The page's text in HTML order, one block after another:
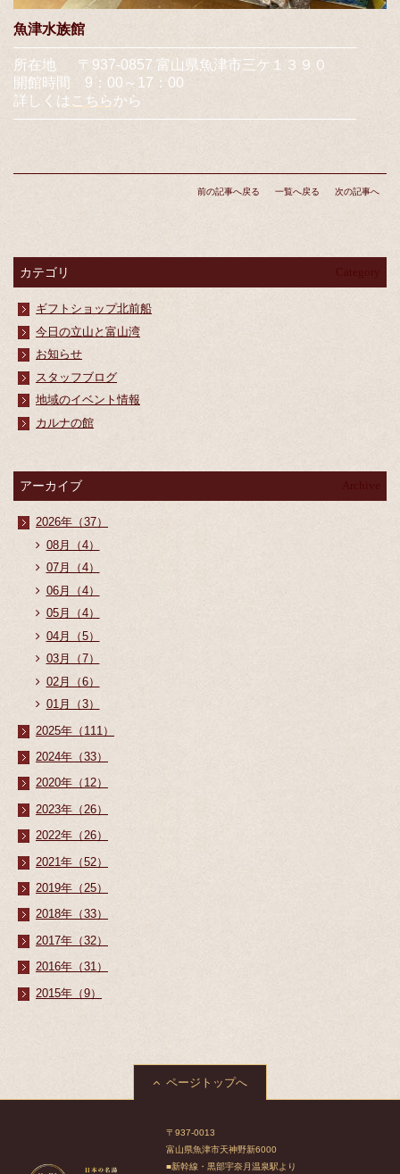
魚津水族館
――――――――――――――――――――――――
所在地 〒937-0857 富山県魚津市三ケ１３９０
開館時間 9：00～17：00
詳しくは こちら から
――――――――――――――――――――――――
前の記事へ戻る 一覧へ戻る 次の記事へ
カテゴリ
ギフトショップ北前船
今日の立山と富山湾
お知らせ
スタッフブログ
地域のイベント情報
カルナの館
アーカイブ
2026年（37）
08月（4）
07月（4）
06月（4）
05月（4）
04月（5）
03月（7）
02月（6）
01月（3）
2025年（111）
2024年（33）
2020年（12）
2023年（26）
2022年（26）
2021年（52）
2019年（25）
2018年（33）
2017年（32）
2016年（31）
2015年（9）
ページトップへ
〒937-0013
富山県魚津市天神野新6000
■新幹線・黒部宇奈月温泉駅より